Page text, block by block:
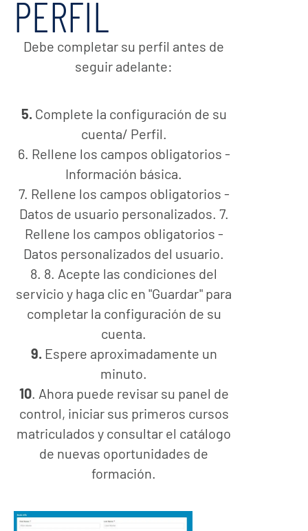
PERFIL
Debe completar su perfil antes de
seguir adelante:
5.Complete la configuración de su
cuenta/ Perfil.
6. Rellene los campos obligatorios -
Información básica.
7. Rellene los campos obligatorios -
Datos de usuario personalizados. 7.
Rellene los campos obligatorios -
Datos personalizados del usuario.
8. 8. Acepte las condiciones del
servicio y haga clic en "Guardar" para
completar la configuración de su
cuenta.
9.Espere aproximadamente un
minuto.
10. Ahora puede revisar su panel de
control, iniciar sus primeros cursos
matriculados y consultar el catálogo
de nuevas oportunidades de
formación.